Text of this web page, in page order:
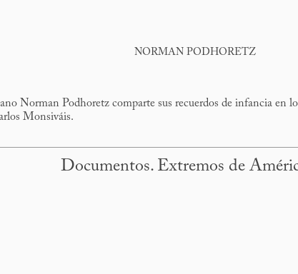
NORMAN PODHORETZ
Norman Podhoretz comparte sus recuerdos de infancia en
Monsiváis.
Documentos. Extremos de